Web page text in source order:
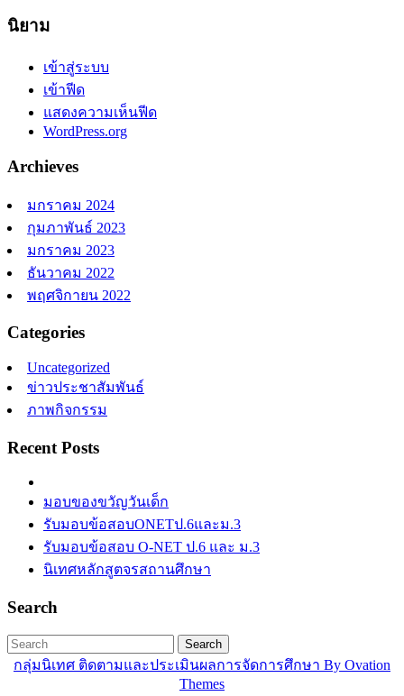
นิยาม
เข้าสู่ระบบ
เข้าฟีด
แสดงความเห็นฟีด
WordPress.org
Archieves
มกราคม 2024
กุมภาพันธ์ 2023
มกราคม 2023
ธันวาคม 2022
พฤศจิกายน 2022
Categories
Uncategorized
ข่าวประชาสัมพันธ์
ภาพกิจกรรม
Recent Posts
มอบของขวัญวันเด็ก
รับมอบข้อสอบONETป.6และม.3
รับมอบข้อสอบ O-NET ป.6 และ ม.3
นิเทศหลักสูตจรสถานศึกษา
Search
Search
กลุ่มนิเทศ ติดตามและประเมินผลการจัดการศึกษา By Ovation
Themes